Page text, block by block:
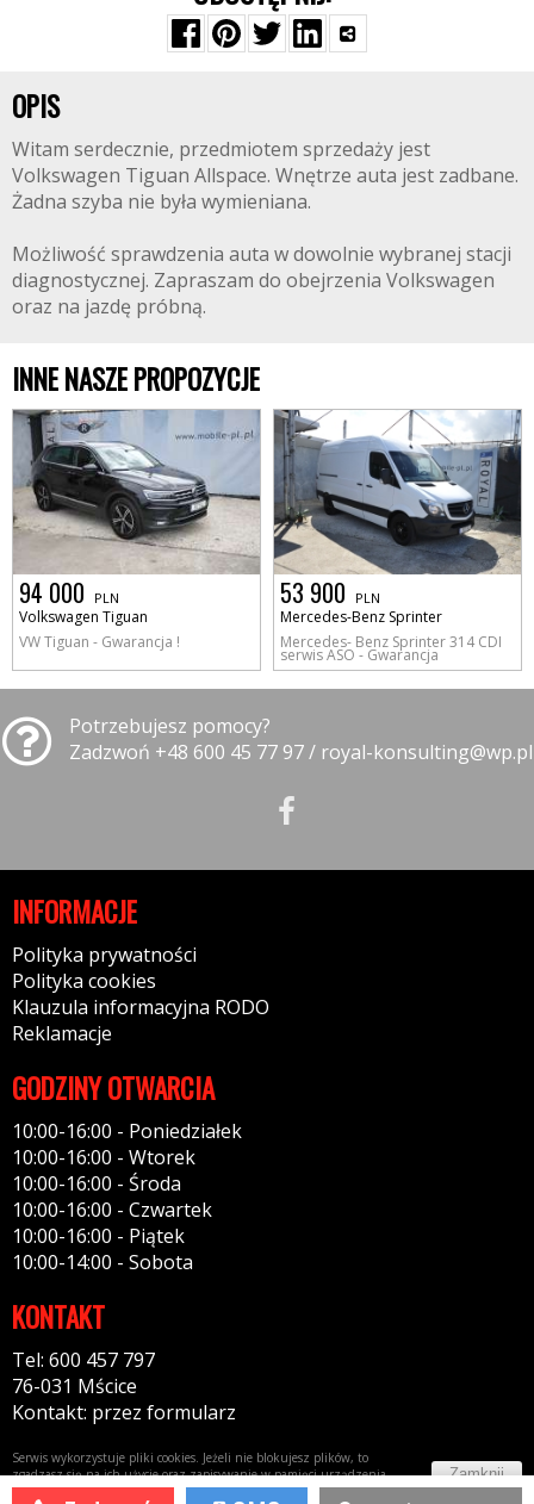
OPIS
Witam serdecznie, przedmiotem sprzedaży jest
Volkswagen Tiguan Allspace. Wnętrze auta jest zadbane.
Żadna szyba nie była wymieniana.
Możliwość sprawdzenia auta w dowolnie wybranej stacji
diagnostycznej. Zapraszam do obejrzenia Volkswagen
oraz na jazdę próbną.
INNE NASZE PROPOZYCJE
94 000 PLN
Volkswagen Tiguan
VW Tiguan - Gwarancja !
53 900 PLN
Mercedes-Benz Sprinter
Mercedes- Benz Sprinter 314 CDI
serwis ASO - Gwarancja
Potrzebujesz pomocy?
Zadzwoń +48 600 45 77 97 / royal-konsulting@wp.pl
INFORMACJE
Polityka prywatności
Polityka cookies
Klauzula informacyjna RODO
Reklamacje
GODZINY OTWARCIA
10:00-16:00 - Poniedziałek
10:00-16:00 - Wtorek
10:00-16:00 - Środa
10:00-16:00 - Czwartek
10:00-16:00 - Piątek
10:00-14:00 - Sobota
KONTAKT
Tel: 600 457 797
76-031 Mścice
Kontakt: przez formularz
Serwis wykorzystuje pliki cookies. Jeżeli nie blokujesz plików, to
zgadzasz się na ich użycie oraz zapisywanie w pamięci urządzenia.
Więcej informacji wpolityce prywatności
Zamknij